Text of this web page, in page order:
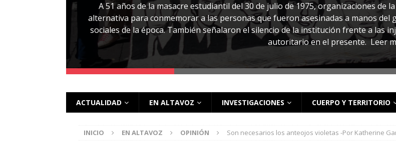
A 51 años de la masacre estudiantil del 30 de julio de 1975, organizaciones de
alternativa para conmemorar a las personas que fueron asesinadas a manos
sociales de la época. También señalaron el silencio de la institución frente a las
autoritario en el presente.Leer
ACTUALIDAD EN ALTAVOZ INVESTIGACIONES CUERPO Y TERRITORIO
INICIO EN ALTAVOZ OPINIÓN Son necesarios los anteojos violetas -Por Katherine